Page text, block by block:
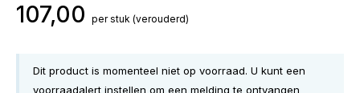
107,00 per stuk (verouderd)
Dit product is momenteel niet op voorraad. U kunt een
voorraadalert instellen om een melding te ontvangen